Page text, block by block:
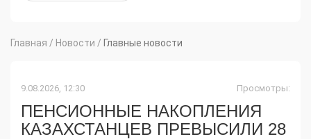
Главная / Новости / Главные новости
9.08.2026, 12:30 Просмотры:
ПЕНСИОННЫЕ НАКОПЛЕНИЯ
КАЗАХСТАНЦЕВ ПРЕВЫСИЛИ 28